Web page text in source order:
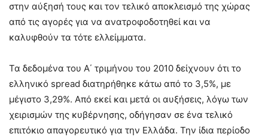
στην αύξησή τους και τον τελικό αποκλεισμό της χώρας
από τις αγορές για να ανατροφοδοτηθεί και να
καλυφθούν τα τότε ελλείμματα.
Τα δεδομένα του Α΄ τριμήνου του 2010 δείχνουν ότι το
ελληνικό spread διατηρήθηκε κάτω από το 3,5%, με
μέγιστο 3,29%. Από εκεί και μετά οι αυξήσεις, λόγω των
χειρισμών της κυβέρνησης, οδήγησαν σε ένα τελικό
επιτόκιο απαγορευτικό για την Ελλάδα. Την ίδια περίοδο